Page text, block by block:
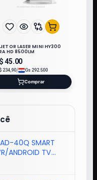
LASER MINI HY300
HD 8500LM
45.00
234,90/ Gs 292.500
Comprar
40Q SMART
ANDROID TV